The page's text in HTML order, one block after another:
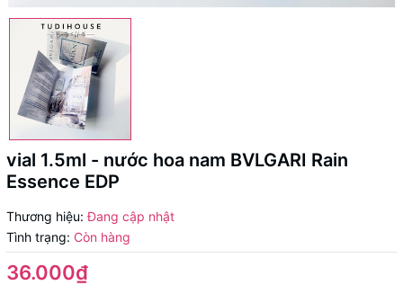
vial 1.5ml - nước hoa nam BVLGARI Rain
Essence EDP
Thương hiệu: Đang cập nhật
Tình trạng: Còn hàng
36.000₫